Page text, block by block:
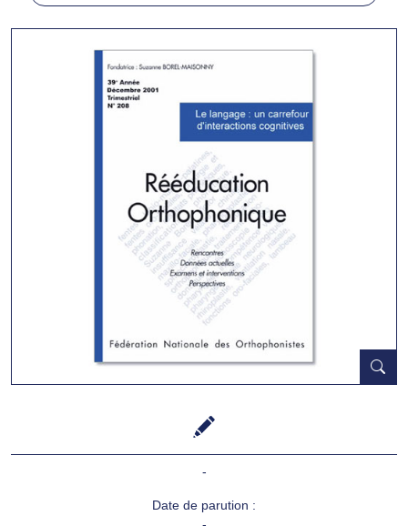
-
Date de parution :